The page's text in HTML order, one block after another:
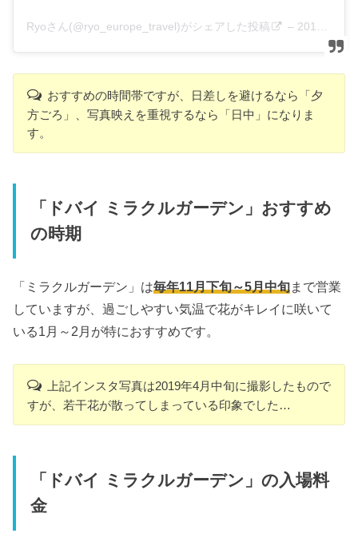
Ryoさん(@ryo_europe_travel)がシェアした投稿 – 2019年 4月月28日午前4時08分PDT
おすすめの時間帯ですが、日差しを避けるなら「夕
方ごろ」、写真映えを重視するなら「日中」になりま
す。
「ドバイ ミラクルガーデン」おすすめ
の時期
「ミラクルガーデン」は毎年11月下旬～5月中旬まで営業
していますが、過ごしやすい気温で花がキレイに咲いて
いる1月～2月が特におすすめです。
上記インスタ写真は2019年4月中旬に撮影したもので
すが、若干花が散ってしまっている印象でした…
「ドバイ ミラクルガーデン」の入場料
金